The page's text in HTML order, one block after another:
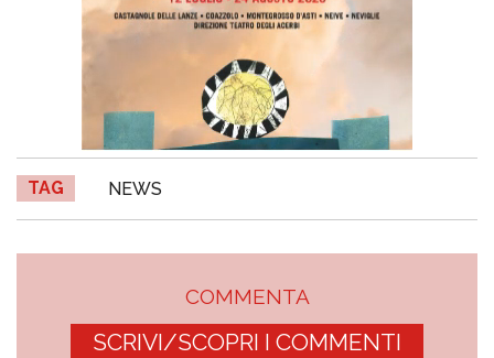
TAG NEWS
COMMENTA
SCRIVI/SCOPRI I COMMENTI